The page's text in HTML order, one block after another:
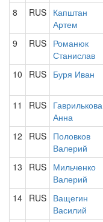
8 RUS Капштан
Артем
9 RUS Романюк
Станислав
10 RUS Буря Иван
11 RUS Гаврилькова
Анна
12 RUS Половков
Валерий
13 RUS Мильченко
Валерий
14 RUS Ващегин
Василий